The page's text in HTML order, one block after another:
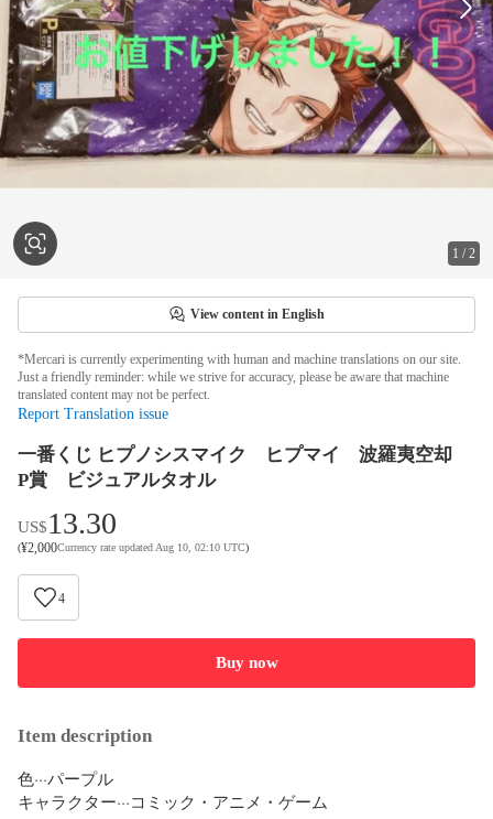
1 /2
View content in English
*Mercari is currently experimenting with human and machine translations on our site.
Just a friendly reminder: while we strive for accuracy, please be aware that machine
translated content may not be perfect.
Report Translation issue
一番くじ ヒプノシスマイク ヒプマイ 波羅夷空却
P賞 ビジュアルタオル
US$13.30
(¥2,000Currency rate updated Aug 10, 02:10 UTC)
4
Buy now
Item description
色···パープル
キャラクター···コミック・アニメ・ゲーム